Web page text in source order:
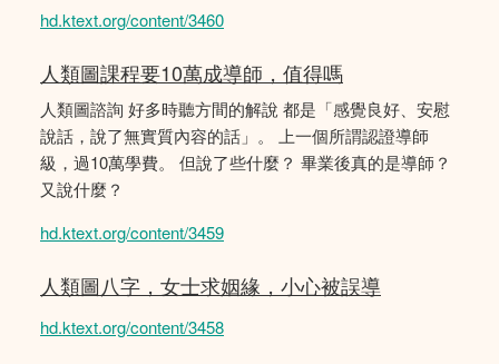
hd.ktext.org/content/3460
人類圖課程要10萬成導師，值得嗎
人類圖諮詢 好多時聽方間的解說 都是「感覺良好、安慰
說話，說了無實質內容的話」。 上一個所謂認證導師
級，過10萬學費。 但說了些什麼？ 畢業後真的是導師？
又說什麼？
hd.ktext.org/content/3459
人類圖八字，女士求姻緣，小心被誤導
hd.ktext.org/content/3458